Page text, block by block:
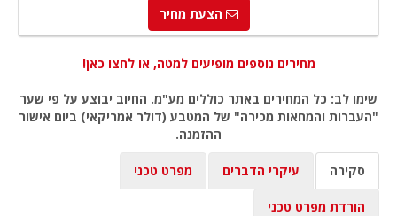
הצעת מחיר
מחירים נוספים מופיעים למטה, או לחצו כאן!
שימו לב: כל המחירים באתר כוללים מע"מ. החיוב יבוצע על פי שער
"העברות והמחאות מכירה" של המטבע (דולר אמריקאי) ביום אישור
ההזמנה.
סקירה עיקרי הדברים מפרט טכני
הורדת מפרט טכני